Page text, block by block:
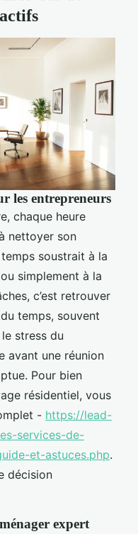
les entrepreneurs
chaque heure
nettoyer son
soustrait à la
simplement à la
c’est retrouver
temps, souvent
stress du
avant une réunion
Pour bien
résidentiel, vous
- https://lead-
services-de-
et-astuces.php.
décision
expert